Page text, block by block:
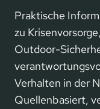
Praktische
zu Krisenvorsorge,
Outdoor-
Verhalten in der
Quellenbasiert,